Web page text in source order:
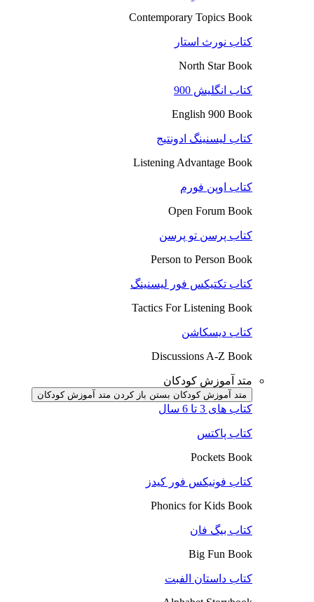
Contemporary Topics Book
کتاب نورث استار
North Star Book
کتاب انگلیش 900
English 900 Book
کتاب لیسنینگ ادونتیج
Listening Advantage Book
کتاب اوپن فورم
Open Forum Book
کتاب پرسن تو پرسن
Person to Person Book
کتاب تکتیکس فور لیسنینگ
Tactics For Listening Book
کتاب دیسکاشن
Discussions A-Z Book
متد آموزش کودکان
متد آموزش کودکان بستن باز کردن متد آموزش کودکان
کتاب های 3 تا 6 سال
کتاب پاکتس
Pockets Book
کتاب فونیکس فور کیدز
Phonics for Kids Book
کتاب بیگ فان
Big Fun Book
کتاب داستان الفبت